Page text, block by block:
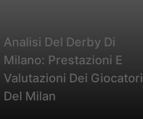
Analisi Del Derby Di
Milano: Prestazioni E
Valutazioni Dei Giocatori
Del Milan